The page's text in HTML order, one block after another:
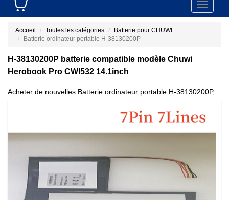
Toggle
Accueil Toutes les catégories
Batterie pour CHUWI
Batterie ordinateur portable H-38130200P
H-38130200P batterie compatible modèle Chuwi
Herobook Pro CWI532 14.1inch
Acheter de nouvelles Batterie ordinateur portable H-38130200P,